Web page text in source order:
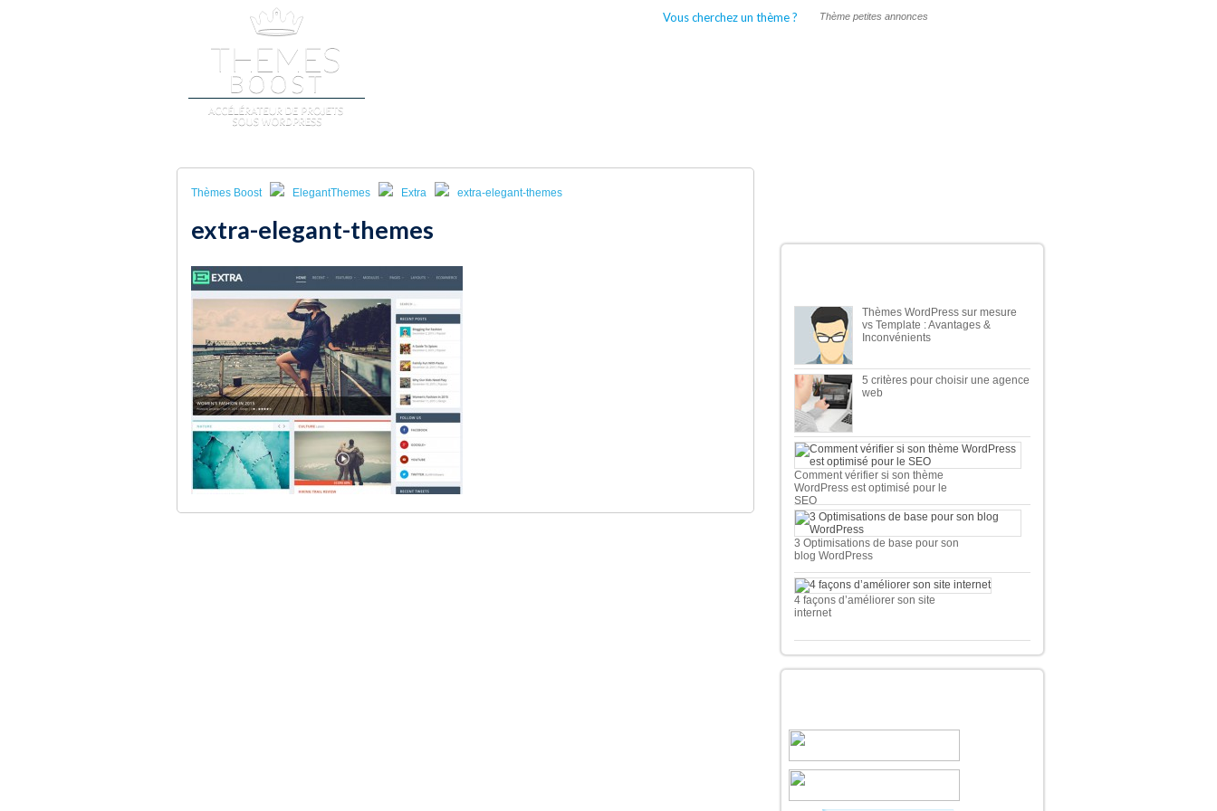
Vous cherchez un thème ?
Thèmes Boost ElegantThemes Extra extra-elegant-themes
extra-elegant-themes
Thèmes WordPress sur mesure
vs Template : Avantages &
Inconvénients
5 critères pour choisir une agence
web
Comment vérifier si son thème
WordPress est optimisé pour le
SEO
3 Optimisations de base pour son
blog WordPress
4 façons d’améliorer son site
internet